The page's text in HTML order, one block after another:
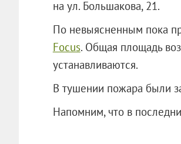
на ул. Большакова, 21.
По невыясненным пока
Focus. Общая площадь
устанавливаются.
В тушении пожара были
Напомним, что в